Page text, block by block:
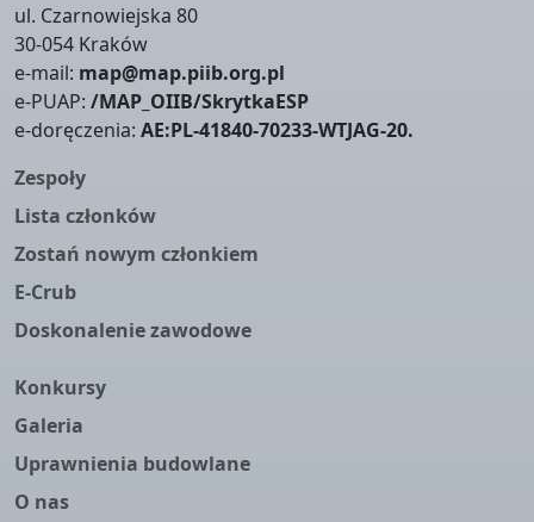
ul. Czarnowiejska 80
30-054 Kraków
e-mail: map@map.piib.org.pl
e-PUAP: /MAP_OIIB/SkrytkaESP
e-doręczenia: AE:PL-41840-70233-WTJAG-20.
Zespoły
Lista członków
Zostań nowym członkiem
E-Crub
Doskonalenie zawodowe
Konkursy
Galeria
Uprawnienia budowlane
O nas